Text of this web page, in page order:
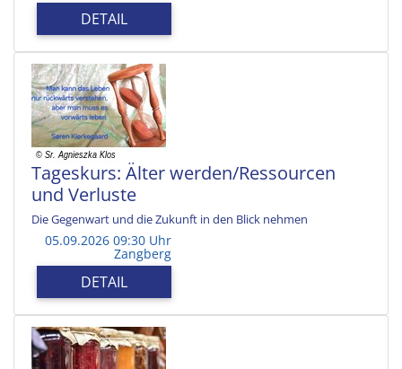
DETAIL
Tageskurs: Älter werden/Ressourcen
und Verluste
Die Gegenwart und die Zukunft in den Blick nehmen
05.09.2026 09:30 Uhr
Zangberg
DETAIL